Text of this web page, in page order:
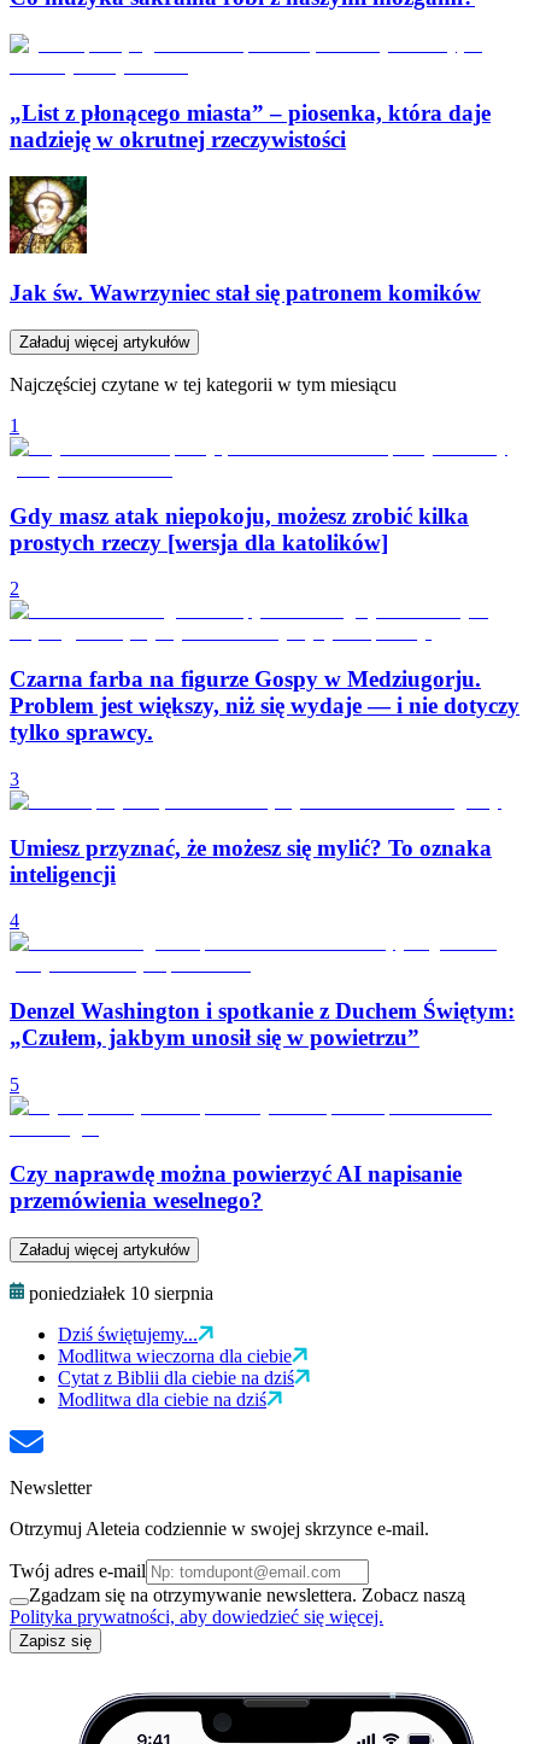
„List z płonącego miasta” – piosenka, która daje
nadzieję w okrutnej rzeczywistości
Jak św. Wawrzyniec stał się patronem komików
Załaduj więcej artykułów
Najczęściej czytane w tej kategorii w tym miesiącu
1
Gdy masz atak niepokoju, możesz zrobić kilka
prostych rzeczy [wersja dla katolików]
2
Czarna farba na figurze Gospy w Medziugorju.
Problem jest większy, niż się wydaje — i nie dotyczy
tylko sprawcy.
3
Umiesz przyznać, że możesz się mylić? To oznaka
inteligencji
4
Denzel Washington i spotkanie z Duchem Świętym:
„Czułem, jakbym unosił się w powietrzu”
5
Czy naprawdę można powierzyć AI napisanie
przemówienia weselnego?
Załaduj więcej artykułów
poniedziałek 10 sierpnia
Dziś świętujemy...
Modlitwa wieczorna dla ciebie
Cytat z Biblii dla ciebie na dziś
Modlitwa dla ciebie na dziś
Newsletter
Otrzymuj Aleteia codziennie w swojej skrzynce e-mail.
Twój adres e-mail
Zgadzam się na otrzymywanie newslettera. Zobacz naszą
Polityka prywatności, aby dowiedzieć się więcej.
Zapisz się